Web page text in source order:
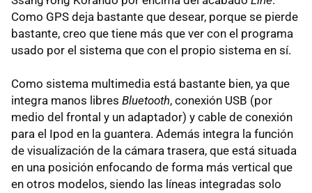
Como GPS deja bastante que desear, porque se pierde
bastante, creo que tiene más que ver con el programa
usado por el sistema que con el propio sistema en sí.
Como sistema multimedia está bastante bien, ya que
integra manos libres Bluetooth, conexión USB (por
medio del frontal y un adaptador) y cable de conexión
para el Ipod en la guantera. Además integra la función
de visualización de la cámara trasera, que está situada
en una posición enfocando de forma más vertical que
en otros modelos, siendo las líneas integradas solo